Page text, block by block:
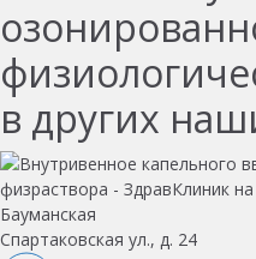
в других
Бауманская
Спартаковская ул., д. 24